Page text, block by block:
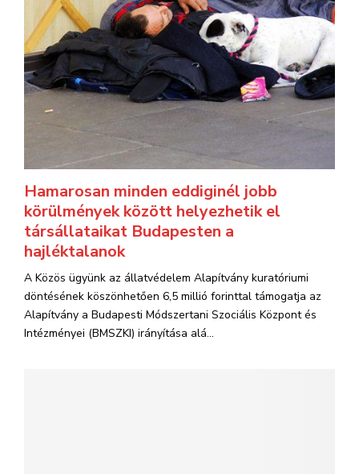
Hamarosan minden eddiginél jobb
körülmények között helyezhetik el
társállataikat Budapesten a
hajléktalanok
A Közös ügyünk az állatvédelem Alapítvány kuratóriumi
döntésének köszönhetően 6,5 millió forinttal támogatja az
Alapítvány a Budapesti Módszertani Szociális Központ és
Intézményei (BMSZKI) irányítása alá...